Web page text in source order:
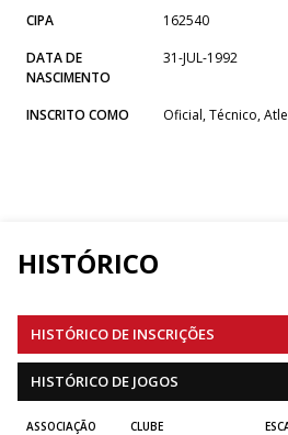
CIPA
162540
DATA DE
NASCIMENTO
31-JUL-1992
INSCRITO COMO Oficial, Técnico,
HISTÓRICO
HISTÓRICO DE INSCRIÇÕES
HISTÓRICO DE JOGOS
ASSOCIAÇÃO CLUBE